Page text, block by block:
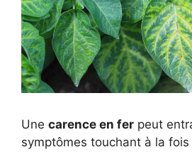
Une carence en fer peut
symptômes touchant à la